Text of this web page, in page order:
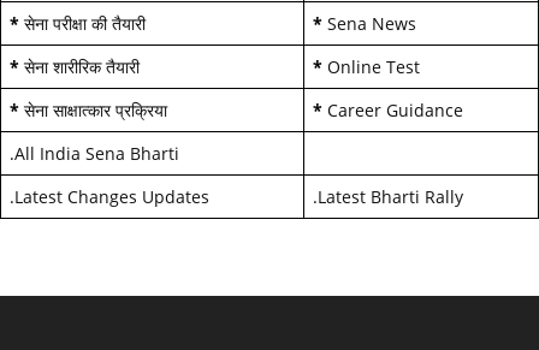
* सेना परीक्षा की तैयारी * Sena News
* सेना शारीरिक तैयारी * Online Test
* सेना साक्षात्कार प्रक्रिया * Career Guidance
.All India Sena Bharti
.Latest Changes Updates .Latest Bharti Rally